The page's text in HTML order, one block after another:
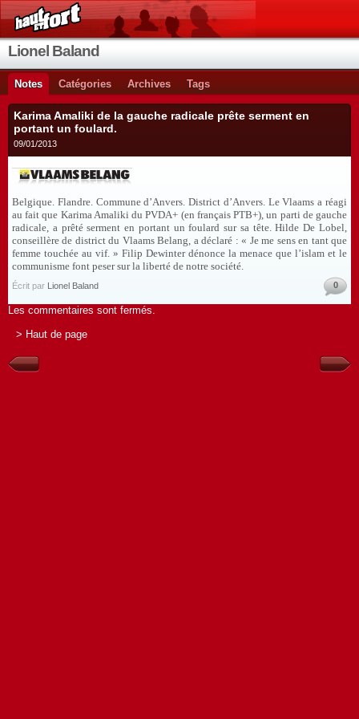
Lionel Baland
Notes Catégories Archives Tags
Karima Amaliki de la gauche radicale prête serment en
portant un foulard.
09/01/2013
Belgique. Flandre. Commune d’Anvers. District d’Anvers. Le Vlaams a réagi
au fait que Karima Amaliki du PVDA+ (en français PTB+), un parti de gauche
radicale, a prêté serment en portant un foulard sur sa tête. Hilde De Lobel,
conseillère de district du Vlaams Belang, a déclaré : « Je me sens en tant que
femme touchée au vif. » Filip Dewinter dénonce la menace que l’islam et le
communisme font peser sur la liberté de notre société.
Écrit par Lionel Baland 0
Les commentaires sont fermés.
> Haut de page